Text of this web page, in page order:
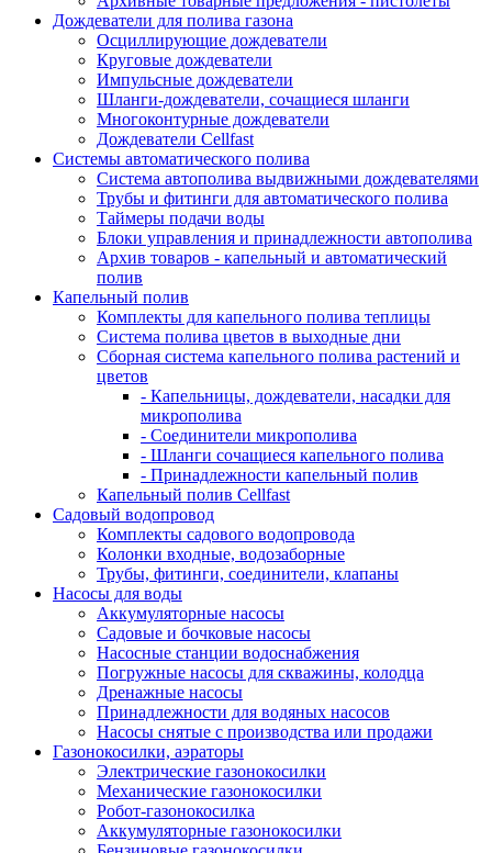
Дождеватели для полива газона
Осциллирующие дождеватели
Круговые дождеватели
Импульсные дождеватели
Шланги-дождеватели, сочащиеся шланги
Многоконтурные дождеватели
Дождеватели Cellfast
Системы автоматического полива
Система автополива выдвижными дождевателями
Трубы и фитинги для автоматического полива
Таймеры подачи воды
Блоки управления и принадлежности автополива
Архив товаров - капельный и автоматический
полив
Капельный полив
Комплекты для капельного полива теплицы
Система полива цветов в выходные дни
Сборная система капельного полива растений и
цветов
- Капельницы, дождеватели, насадки для
микрополива
- Соединители микрополива
- Шланги сочащиеся капельного полива
- Принадлежности капельный полив
Капельный полив Cellfast
Садовый водопровод
Комплекты садового водопровода
Колонки входные, водозаборные
Трубы, фитинги, соединители, клапаны
Насосы для воды
Аккумуляторные насосы
Садовые и бочковые насосы
Насосные станции водоснабжения
Погружные насосы для скважины, колодца
Дренажные насосы
Принадлежности для водяных насосов
Насосы снятые с производства или продажи
Газонокосилки, аэраторы
Электрические газонокосилки
Механические газонокосилки
Робот-газонокосилка
Аккумуляторные газонокосилки